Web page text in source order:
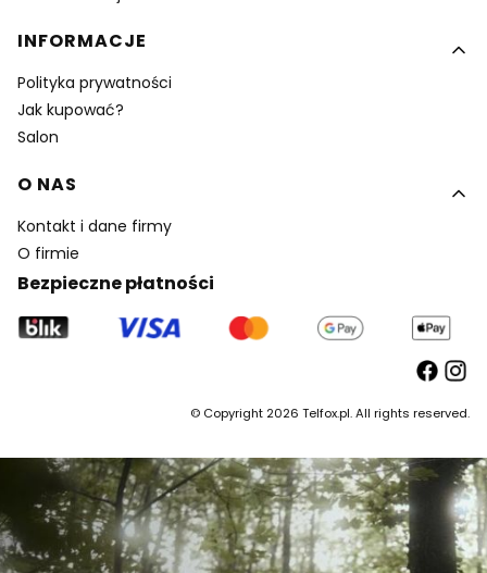
INFORMACJE
Polityka prywatności
Jak kupować?
Salon
O NAS
Kontakt i dane firmy
O firmie
Bezpieczne płatności
© Copyright 2026 Telfox.pl. All rights reserved.